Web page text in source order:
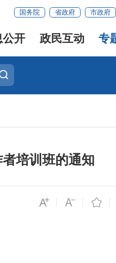
国务院 省政府 市政府
公开 政民互动 专
培训班的通知